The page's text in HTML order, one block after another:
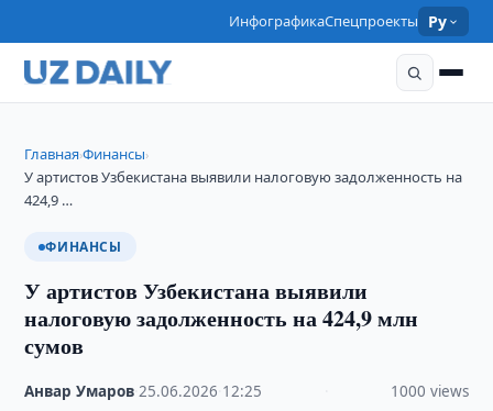
ИнфографикаСпецпроекты Ру
Главная›Финансы›
У артистов Узбекистана выявили налоговую задолженность на
424,9 …
ФИНАНСЫ
У артистов Узбекистана выявили
налоговую задолженность на 424,9 млн
сумов
Анвар Умаров ·25.06.2026 12:25 1000 views